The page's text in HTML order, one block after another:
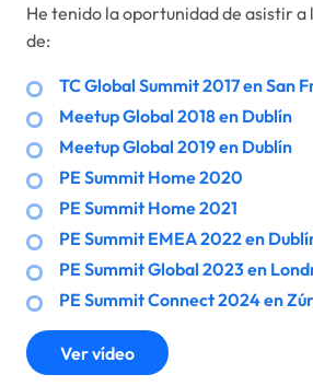
He tenido la oportunidad de asistir a
de:
TC Global Summit 2017 en San
Meetup Global 2018 en Dublín
Meetup Global 2019 en Dublín
PE Summit Home 2020
PE Summit Home 2021
PE Summit EMEA 2022 en
PE Summit Global 2023 en
PE Summit Connect 2024 en
Ver vídeo